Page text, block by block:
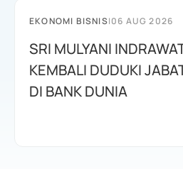
EKONOMI BISNIS|06 AUG 2026
SRI MULYANI
KEMBALI DUDUKI
DI BANK DUNIA